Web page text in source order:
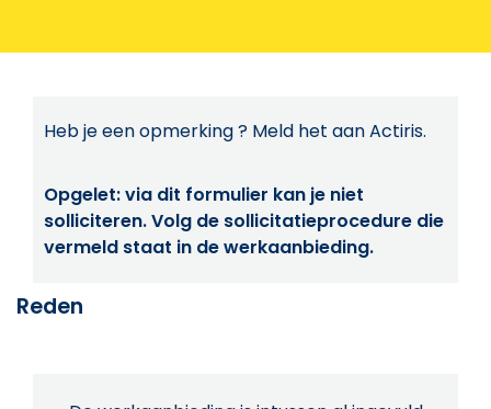
Heb je een opmerking ? Meld het aan Actiris.
Opgelet: via dit formulier kan je niet
solliciteren. Volg de sollicitatieprocedure die
vermeld staat in de werkaanbieding.
Reden